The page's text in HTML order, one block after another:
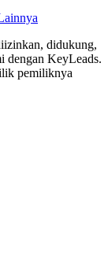
didukung,
dengan KeyLeads.
pemiliknya